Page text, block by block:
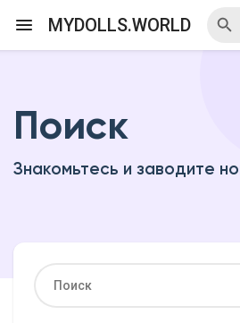
MYDOLLS.WORLD
Я организатор
Поиск
Знакомьтесь и заводите